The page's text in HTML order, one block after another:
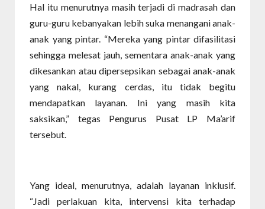
Hal itu menurutnya masih terjadi di madrasah dan
guru-guru kebanyakan lebih suka menangani anak-
anak yang pintar. “Mereka yang pintar difasilitasi
sehingga melesat jauh, sementara anak-anak yang
dikesankan atau dipersepsikan sebagai anak-anak
yang nakal, kurang cerdas, itu tidak begitu
mendapatkan layanan. Ini yang masih kita
saksikan,” tegas Pengurus Pusat LP Ma’arif
tersebut.
Yang ideal, menurutnya, adalah layanan inklusif.
“Jadi perlakuan kita, intervensi kita terhadap